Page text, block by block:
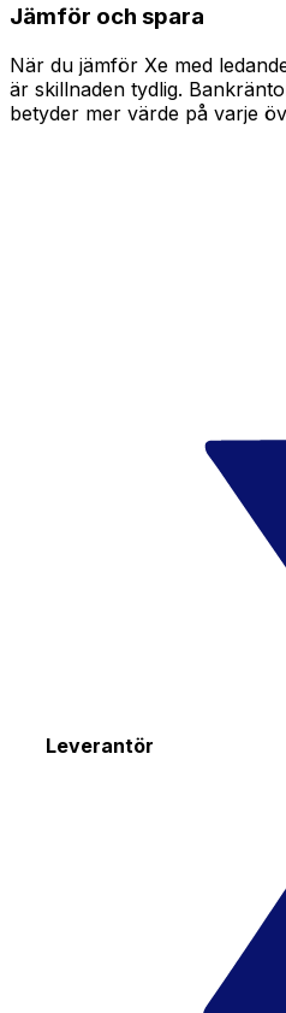
Jämför och spara
När du jämför Xe med
är skillnaden tydlig.
betyder mer värde på varje
Leverantör